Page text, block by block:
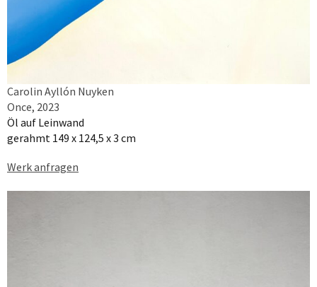
Carolin Ayllón Nuyken
Once, 2023
Öl auf Leinwand
gerahmt 149 x 124,5 x 3 cm
Werk anfragen